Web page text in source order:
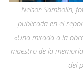
Nelson Sambolín,
publicada en el
«Una mirada a la
maestro de la
del